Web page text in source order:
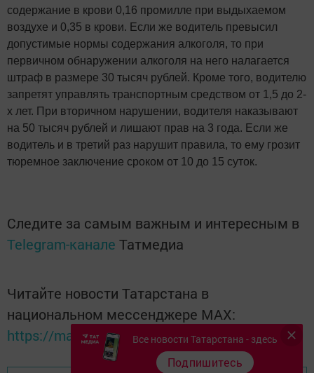
содержание в крови 0,16 промилле при выдыхаемом
воздухе и 0,35 в крови. Если же водитель превысил
допустимые нормы содержания алкоголя, то при
первичном обнаружении алкоголя на него налагается
штраф в размере 30 тысяч рублей. Кроме того, водителю
запретят управлять транспортным средством от 1,5 до 2-
х лет. При вторичном нарушении, водителя наказывают
на 50 тысяч рублей и лишают прав на 3 года. Если же
водитель и в третий раз нарушит правила, то ему грозит
тюремное заключение сроком от 10 до 15 суток.
Следите за самым важным и интересным в
Telegram-канале Татмедиа
Читайте новости Татарстана в
национальном мессенджере MАХ:
https://max.ru/tatmediaВсе новости Татарстана - здесь
Подпишитесь